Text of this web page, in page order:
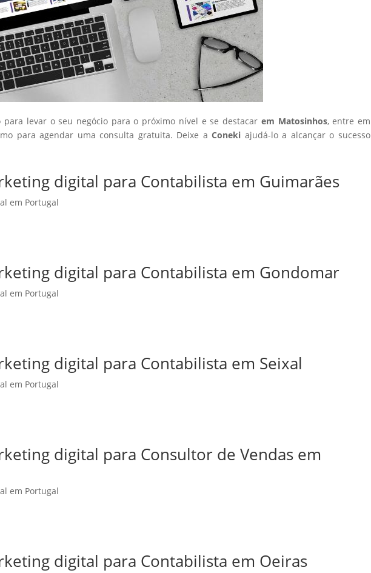
para levar o seu negócio para o próximo nível e se destacar em Matosinhos, entre em
para agendar uma consulta gratuita. Deixe aConeki ajudá-lo a alcançar o sucesso
digital para Contabilista em Guimarães
em Portugal
digital para Contabilista em Gondomar
em Portugal
digital para Contabilista em Seixal
em Portugal
digital para Consultor de Vendas em
em Portugal
digital para Contabilista em Oeiras